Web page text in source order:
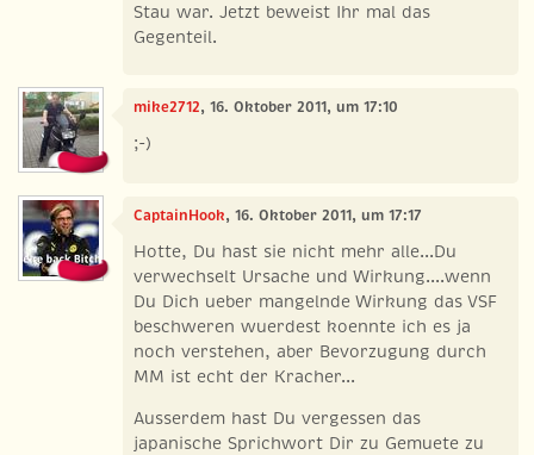
Stau war. Jetzt beweist Ihr mal das
Gegenteil.
mike2712, 16. Oktober 2011, um 17:10
;-)
CaptainHook, 16. Oktober 2011, um 17:17
Hotte, Du hast sie nicht mehr alle...Du
verwechselt Ursache und Wirkung....wenn
Du Dich ueber mangelnde Wirkung das VSF
beschweren wuerdest koennte ich es ja
noch verstehen, aber Bevorzugung durch
MM ist echt der Kracher...
Ausserdem hast Du vergessen das
japanische Sprichwort Dir zu Gemuete zu